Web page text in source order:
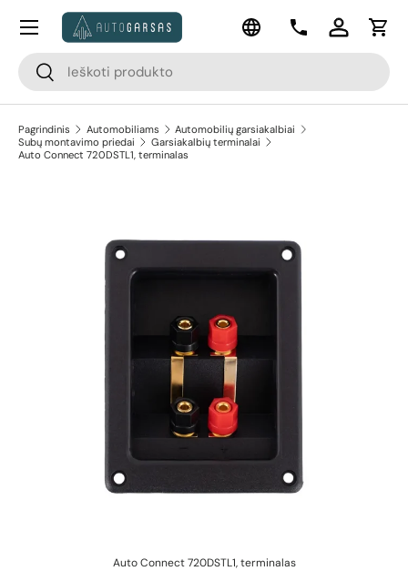
Pereiti prie turinio
Paieška
Paieška
Kalba
KontaktaiPrisijungti
Meniu
Pagrindinis Automobiliams
Automobilių garsiakalbiai
Subų montavimo priedai
Garsiakalbių terminalai
Auto Connect 720DSTL1, terminalas
Auto Connect 720DSTL1, terminalas